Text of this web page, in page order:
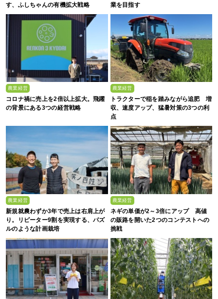
す、ふしちゃんの有機拡大戦略
業を目指す
農業経営
コロナ禍に売上を2倍以上拡大。飛躍
の背景にある3つの経営戦略
農業経営
トラクターで稲を踏みながら追肥 増
収、速度アップ、猛暑対策の3つの利
点
農業経営
新規就農わずか3年で売上は右肩上が
り。リピーター9割を実現する、パズ
ルのような計画栽培
農業経営
ネギの単価が2～3倍にアップ 高値
の販路を開いた2つのコンテストへの
挑戦